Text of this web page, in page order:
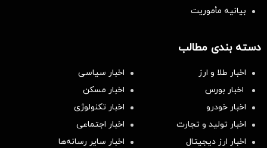
بیانیه مأموریت
دسته بندی مطالب
اخبار طلا و ارز
اخبار سیاسی
اخبار بورس
اخبار مسکن
اخبار خودرو
اخبار تکنولوژی
اخبار تولید و تجارت
اخبار اجتماعی
اخبار ارز دیجیتال
اخبار سایر رسانه‌‌ها